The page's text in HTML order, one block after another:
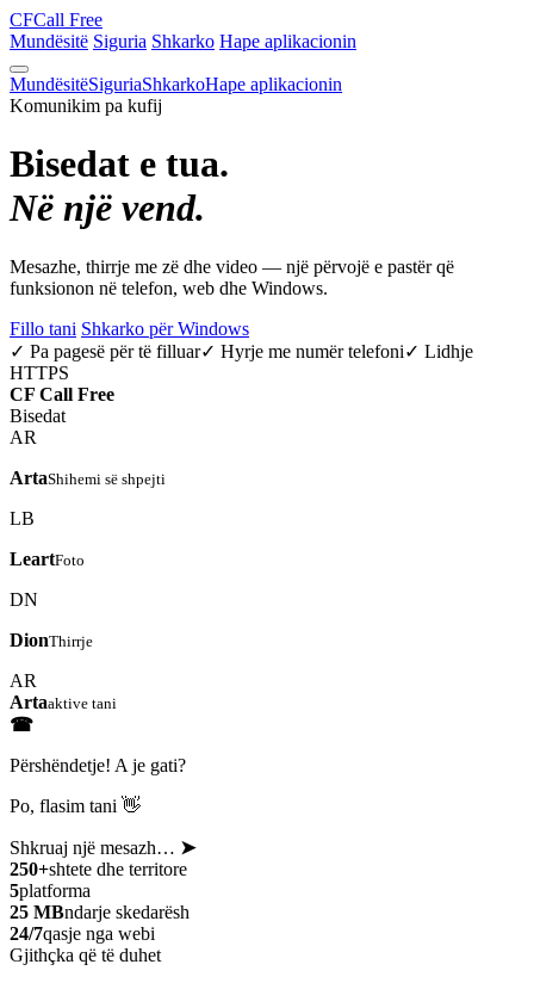
CFCall Free
Mundësitë Siguria Shkarko Hape aplikacionin
MundësitëSiguriaShkarkoHape aplikacionin
Komunikim pa kufij
Bisedat e tua.
Në një vend.
Mesazhe, thirrje me zë dhe video — një përvojë e pastër që
funksionon në telefon, web dhe Windows.
Fillo tani Shkarko për Windows
✓ Pa pagesë për të filluar✓ Hyrje me numër telefoni✓ Lidhje
HTTPS
CF Call Free
Bisedat
AR
ArtaShihemi së shpejti
LB
LeartFoto
DN
DionThirrje
AR
Artaaktive tani
☎
Përshëndetje! A je gati?
Po, flasim tani 👋
Shkruaj një mesazh… ➤
250+shtete dhe territore
5platforma
25 MBndarje skedarësh
24/7qasje nga webi
Gjithçka që të duhet